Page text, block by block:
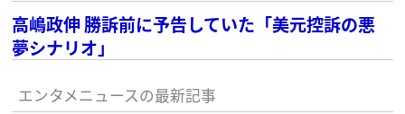
高嶋政伸 勝訴前に予告していた「美元控訴の悪
夢シナリオ」
エンタメニュースの最新記事